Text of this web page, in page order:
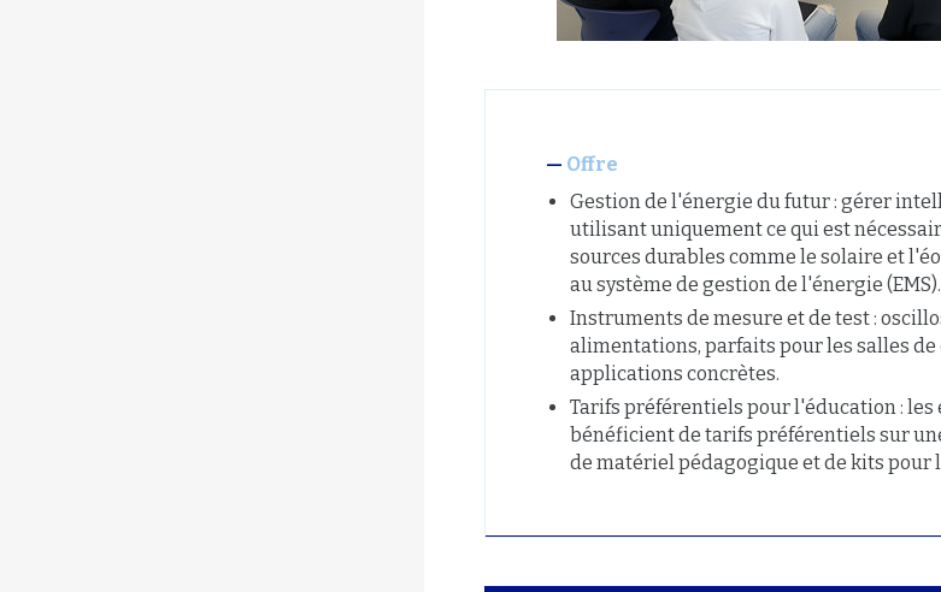
Offre
Gestion de l'énergie du futur : gérer
utilisant uniquement ce qui est
sources durables comme le solaire et
au système de gestion de l'énergie (EMS).
Instruments de mesure et de test :
alimentations, parfaits pour les salles de
applications concrètes.
Tarifs préférentiels pour l'éducation :
bénéficient de tarifs préférentiels sur
de matériel pédagogique et de kits pour